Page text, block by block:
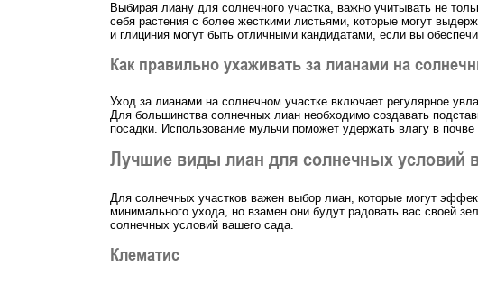
Выбирая лиану для солнечного участка, важно учитывать не
себя растения с более жесткими листьями, которые могут
и глициния могут быть отличными кандидатами, если вы
Как правильно ухаживать за лианами на
Уход за лианами на солнечном участке включает регулярное
Для большинства солнечных лиан необходимо создавать
посадки. Использование мульчи поможет удержать влагу в почве
Лучшие виды лиан для солнечных условий
Для солнечных участков важен выбор лиан, которые могут
минимального ухода, но взамен они будут радовать вас своей
солнечных условий вашего сада.
Клематис